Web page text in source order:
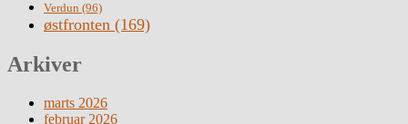
Verdun (96)
østfronten (169)
Arkiver
marts 2026
februar 2026